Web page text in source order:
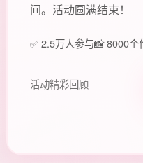
间。活动圆满结束！
✅ 2.5万人参与📸 8000个
活动精彩回顾